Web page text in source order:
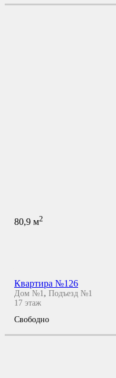
80,9 м2
Квартира №126
Дом №1, Подъезд №1
17 этаж
Свободно